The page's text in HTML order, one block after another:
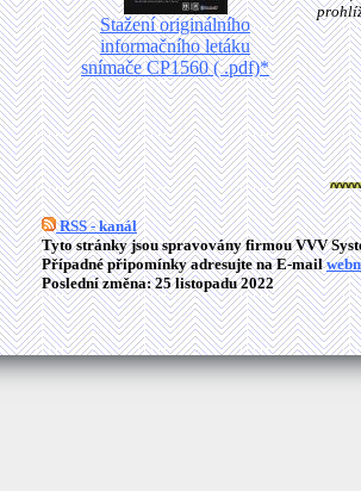
Stažení originálního
informačního letáku
snímače CP1560 ( .pdf)*
RSS - kanál
Tyto stránky jsou spravovány firmou VVV
Případné připomínky adresujte na E-mail
Poslední změna: 25 listopadu 2022